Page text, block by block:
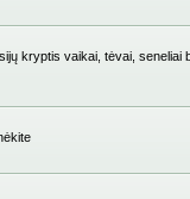
kryptis vaikai, tėvai, seneliai